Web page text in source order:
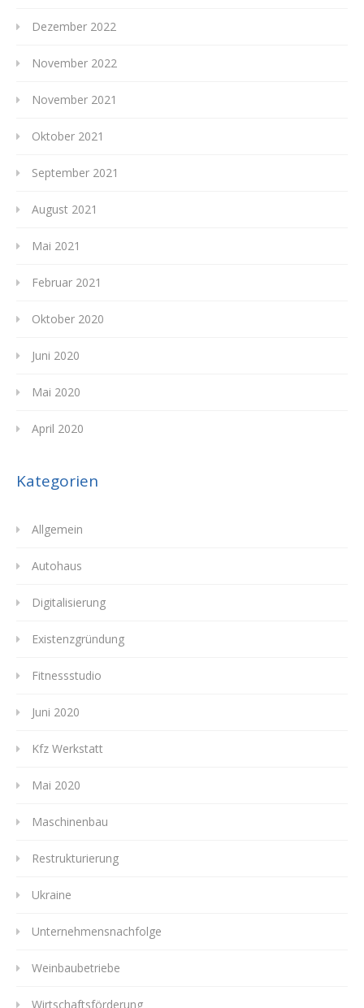
Dezember 2022
November 2022
November 2021
Oktober 2021
September 2021
August 2021
Mai 2021
Februar 2021
Oktober 2020
Juni 2020
Mai 2020
April 2020
Kategorien
Allgemein
Autohaus
Digitalisierung
Existenzgründung
Fitnessstudio
Juni 2020
Kfz Werkstatt
Mai 2020
Maschinenbau
Restrukturierung
Ukraine
Unternehmensnachfolge
Weinbaubetriebe
Wirtschaftsförderung